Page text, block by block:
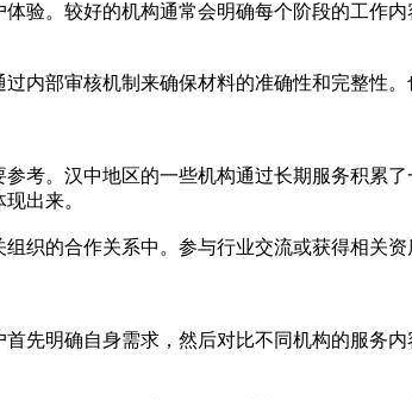
验。较好的机构通常会明确每个阶段的工作
内部审核机制来确保材料的准确性和完整性
考。汉中地区的一些机构通过长期服务积累
出来。
织的合作关系中。参与行业交流或获得相关
先明确自身需求，然后对比不同机构的服务